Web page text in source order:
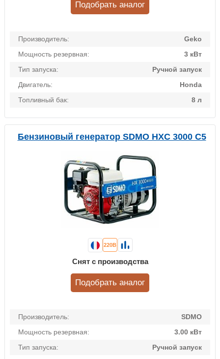
Производитель:
Geko
Мощность резервная:
3 кВт
Тип запуска:
Ручной запуск
Двигатель:
Honda
Топливный бак:
8 л
Подобрать аналог
Бензиновый генератор SDMO HXC 3000 C5
Производитель:
SDMO
Мощность резервная:
3.00 кВт
Тип запуска:
Ручной запуск
220В
Снят с производства
Подобрать аналог